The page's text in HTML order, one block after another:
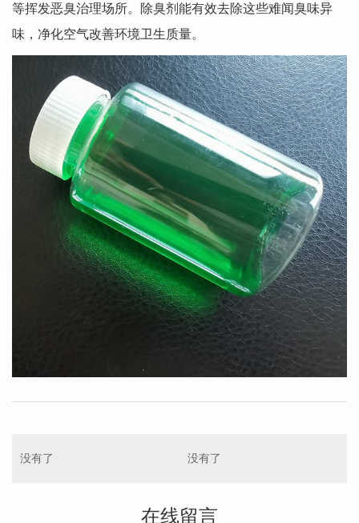
等挥发恶臭治理场所。除臭剂能有效去除这些难闻臭味异
味，净化空气改善环境卫生质量。
没有了 没有了
在线留言